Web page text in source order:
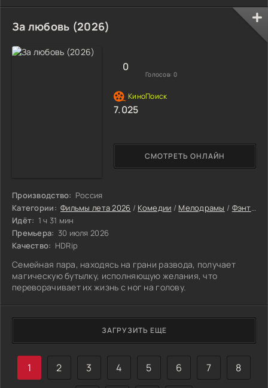
чтобы вернуться в свой мир и найти волшебные
артефакты. Их цель — остановить злую волшебницу
Гордею, которая хочет использовать эти артефакты для
пробуждения древнего зла.
За любовь (2026)
Производство: Россия
Категории: Фильмы лета 2026 / Комедии / Мелодрамы / Фэнтези фильмы
Идёт: 1 ч 31 мин
Премьера: 30 июля 2026
Качество: HDRip
Семейная пара, находясь на грани развода, получает
магическую бутылку, исполняющую желания, что
переворачивает их жизнь с ног на голову.
СМОТРЕТЬ ОНЛАЙН
0
Голосов: 0
7.025
ЗАГРУЗИТЬ ЕЩЕ
1 2 3 4 5 6 7 8